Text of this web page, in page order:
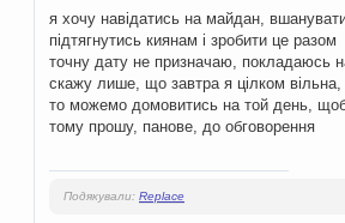
я хочу навідатись на майдан,
підтягнутись киянам і зробити це разом
точну дату не призначаю, покладаюсь
скажу лише, що завтра я цілком вільна,
то можемо домовитись на той день, щоб
тому прошу, панове, до обговорення
Подякували: Replace